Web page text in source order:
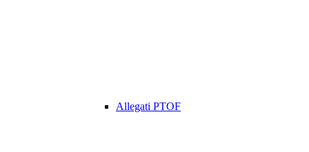
Allegati PTOF